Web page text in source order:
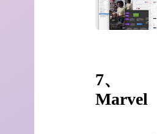
7、
Marvel